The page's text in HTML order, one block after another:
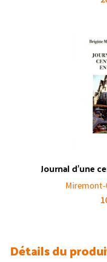
Journal d’une
Détails du